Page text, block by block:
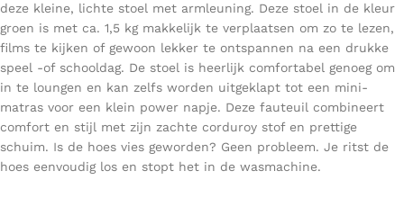
deze kleine, lichte stoel met armleuning. Deze stoel in de kleur
groen is met ca. 1,5 kg makkelijk te verplaatsen om zo te lezen,
films te kijken of gewoon lekker te ontspannen na een drukke
speel -of schooldag. De stoel is heerlijk comfortabel genoeg om
in te loungen en kan zelfs worden uitgeklapt tot een mini-
matras voor een klein power napje. Deze fauteuil combineert
comfort en stijl met zijn zachte corduroy stof en prettige
schuim. Is de hoes vies geworden? Geen probleem. Je ritst de
hoes eenvoudig los en stopt het in de wasmachine.